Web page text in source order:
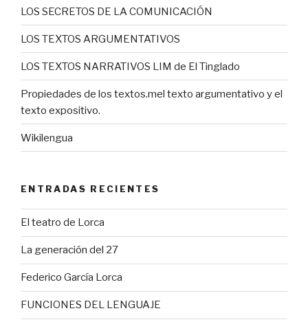
LOS SECRETOS DE LA COMUNICACIÓN
LOS TEXTOS ARGUMENTATIVOS
LOS TEXTOS NARRATIVOS LIM de El Tinglado
Propiedades de los textos.mel texto argumentativo y el
texto expositivo.
Wikilengua
ENTRADAS RECIENTES
El teatro de Lorca
La generación del 27
Federico García Lorca
FUNCIONES DEL LENGUAJE